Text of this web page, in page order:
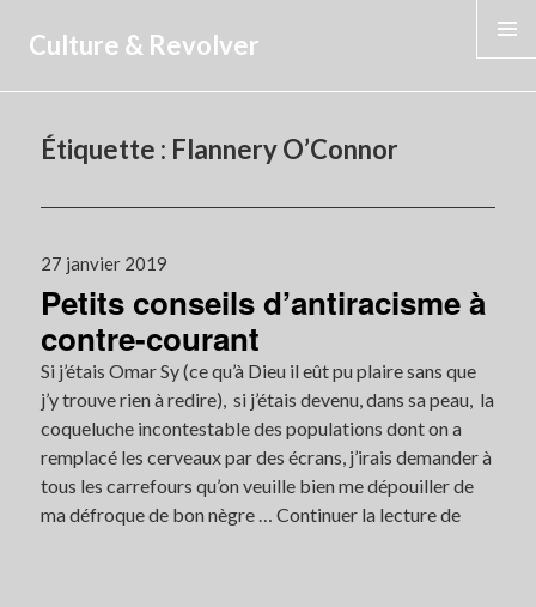
Culture & Revolver
Étiquette : Flannery O’Connor
Publié
le
27 janvier 2019
Petits conseils d’antiracisme à
contre-courant
Si j’étais Omar Sy (ce qu’à Dieu il eût pu plaire sans que
j’y trouve rien à redire), si j’étais devenu, dans sa peau, la
coqueluche incontestable des populations dont on a
remplacé les cerveaux par des écrans, j’irais demander à
tous les carrefours qu’on veuille bien me dépouiller de
ma défroque de bon nègre …Continuer la lecture de